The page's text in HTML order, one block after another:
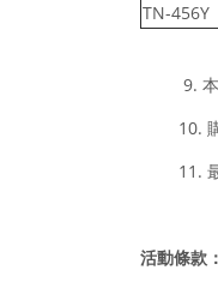
TN-456Y
9. 本
10.
11.
活動條款：